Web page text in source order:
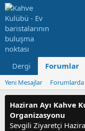
Dergi Forumlar
Yeni Mesajlar Forumlarda
Haziran Ayı Kahve
Organizasyonu
Sevgili Ziyaretçi